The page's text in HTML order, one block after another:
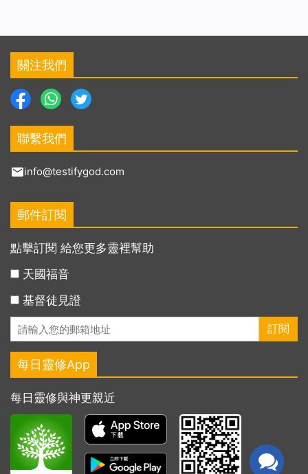
關注我們
聯繫我們
info@testifygod.com
郵件訂閱
點擊訂閱 給您更多靈裡幫助
天國福音
基督徒見證
每日靈修App
每日靈修與神更親近